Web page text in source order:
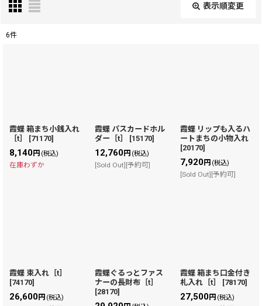
表示順変更
絞り込む
6件
霞蝶 箱まち小銭入れ
［t］
[71170]
8,140円 (税込)
在庫わずか
霞蝶 パスカードホル
ダー［t］
[15170]
12,760円 (税込)
[Sold Out][予約可]
霞蝶 リップも入るハ
ートまちの小物入れ
[20170]
7,920円 (税込)
[Sold Out][予約可]
霞蝶 束入れ［t］
[74170]
26,600円 (税込)
霞蝶ぐるっとファス
ナーの長財布［t］
[28170]
霞蝶 箱まち口金付き
札入れ［t］
[78170]
27,500円 (税込)